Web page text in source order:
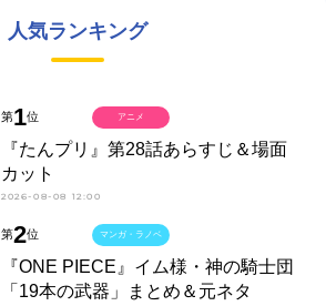
人気ランキング
第1位
『たんプリ』第28話あらすじ＆場面
カット
2026-08-08 12:00
アニメ
第2位
『ONE PIECE』イム様・神の騎士団
「19本の武器」まとめ＆元ネタ
マンガ・ラノベ